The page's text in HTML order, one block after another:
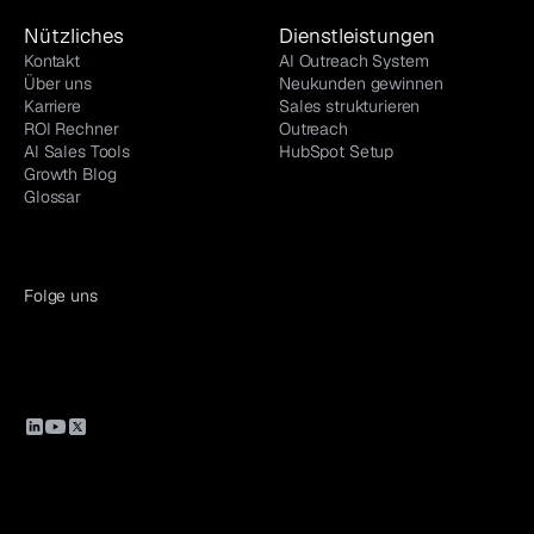
Nützliches
Kontakt
Über uns
Karriere
ROI Rechner
AI Sales Tools
Growth Blog
Glossar
Dienstleistungen
AI Outreach System
Neukunden gewinnen
Sales strukturieren
Outreach
HubSpot Setup
Folge uns